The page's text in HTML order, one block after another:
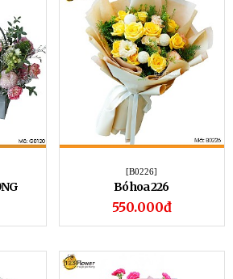
[B0226]
Bó hoa 226
550.000đ